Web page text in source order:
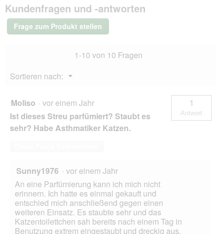
Klumpstreu
20
Kundenfragen und -antworten
Frage zum Produkt stellen
1-10 von 10 Fragen
Sortieren nach:
▼
Menü
Moliso · vor einem Jahr
Ist dieses Streu parfümiert? Staubt es
sehr? Habe Asthmatiker Katzen.
1
Antwort
Sunny1976 · vor einem Jahr
An eine Parfümierung kann ich mich nicht
erinnern. Ich hatte es einmal gekauft und
entschied mich anschließend gegen einen
weiteren Einsatz. Es staubte sehr und das
Katzentoilettchen sah bereits nach einem Tag in
Benutzung extrem eingestaubt und dreckig aus,